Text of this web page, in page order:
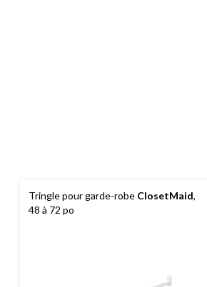
Tringle pour garde-robe ClosetMaid,
48 à 72 po